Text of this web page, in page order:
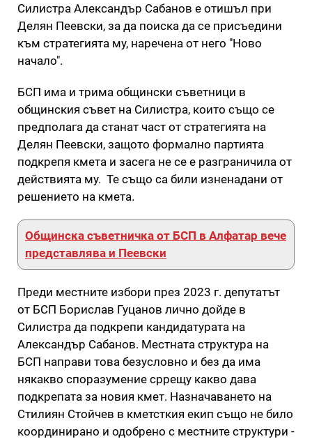
Силистра Александър Сабанов е отишъл при
Делян Пеевски, за да поиска да се присъедини
към стратегията му, наречена от него "Ново
начало".
БСП има и трима общински съветници в
общинския съвет на Силистра, които също се
предполага да станат част от стратегията на
Делян Пеевски, защото формално партията
подкрепя кмета и засега не се е разграничила от
действията му. Те също са били изненадани от
решението на кмета.
Общинска съветничка от БСП в Алфатар вече
представлява и Пеевски
Преди местните избори през 2023 г. депутатът
от БСП Борислав Гуцанов лично дойде в
Силистра да подкрепи кандидатурата на
Александър Сабанов. Местната структура на
БСП направи това безусловно и без да има
някакво споразумение сррещу какво дава
подкрепата за новия кмет. Назначаването на
Стилиян Стойчев в кметсткия екип също не било
координирано и одобрено с местните структури -